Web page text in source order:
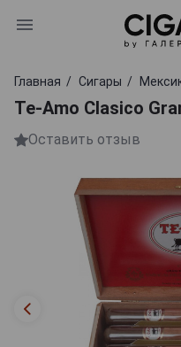
Главная Сигары
Te-Amo Clasico
Оставить отзыв